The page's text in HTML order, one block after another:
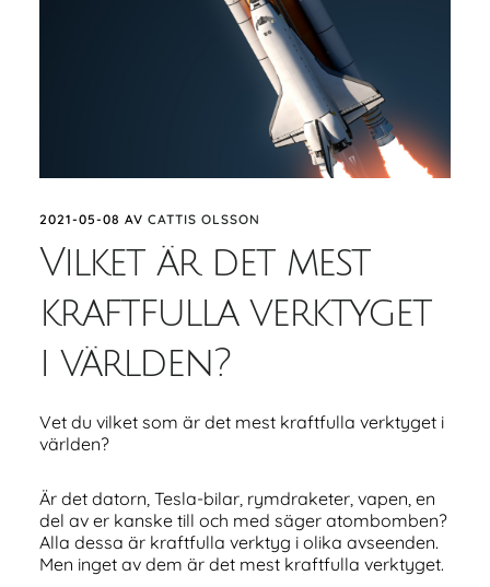
2021-05-08 AV CATTIS OLSSON
Vilket är det mest
kraftfulla verktyget
i världen?
Vet du vilket som är det mest kraftfulla verktyget i
världen?
Är det datorn, Tesla-bilar, rymdraketer, vapen, en
del av er kanske till och med säger atombomben?
Alla dessa är kraftfulla verktyg i olika avseenden.
Men inget av dem är det mest kraftfulla verktyget.